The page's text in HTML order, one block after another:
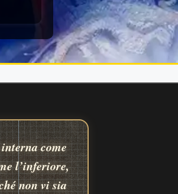
come
l’inferiore,
non vi sia